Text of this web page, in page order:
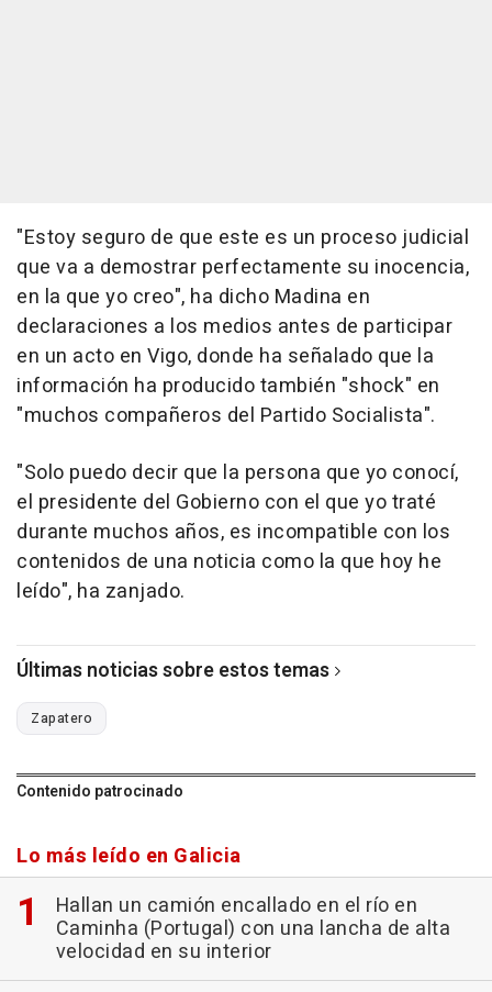
"Estoy seguro de que este es un proceso judicial
que va a demostrar perfectamente su inocencia,
en la que yo creo", ha dicho Madina en
declaraciones a los medios antes de participar
en un acto en Vigo, donde ha señalado que la
información ha producido también "shock" en
"muchos compañeros del Partido Socialista".
"Solo puedo decir que la persona que yo conocí,
el presidente del Gobierno con el que yo traté
durante muchos años, es incompatible con los
contenidos de una noticia como la que hoy he
leído", ha zanjado.
Últimas noticias sobre estos temas
Zapatero
Contenido patrocinado
Lo más leído en Galicia
Hallan un camión encallado en el río en
Caminha (Portugal) con una lancha de alta
velocidad en su interior